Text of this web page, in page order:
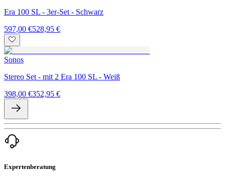
Era 100 SL - 3er-Set - Schwarz
597,00 €528,95 €
Sonos
Stereo Set - mit 2 Era 100 SL - Weiß
398,00 €352,95 €
Expertenberatung